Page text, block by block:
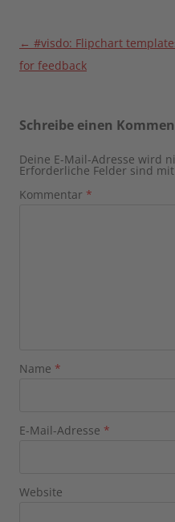
Beitragsnavigation
← #visdo: Flipchart
for feedback
Schreibe einen
Deine E-Mail-Adresse wird
Erforderliche Felder sind mit
Kommentar *
Name *
E-Mail-Adresse *
Website